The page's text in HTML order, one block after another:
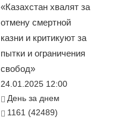
«Казахстан хвалят за
отмену смертной
казни и критикуют за
пытки и ограничения
свобод»
24.01.2025 12:00
День за днем
1161 (42489)